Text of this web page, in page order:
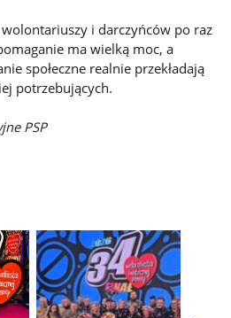
wolontariuszy i darczyńców po raz
ma wielką moc, a
społeczne realnie przekładają
potrzebujących.
PSP